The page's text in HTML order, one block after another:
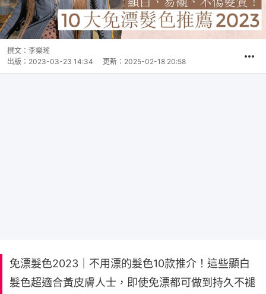
撰文： 李樂瑤
出版： 2023-03-23 14:34 更新： 2025-02-18 20:58
免漂髮色2023｜不用漂的髮色10款推介！這些顯白
髮色超適合黃皮膚人士，即使免漂都可做到持久不褪